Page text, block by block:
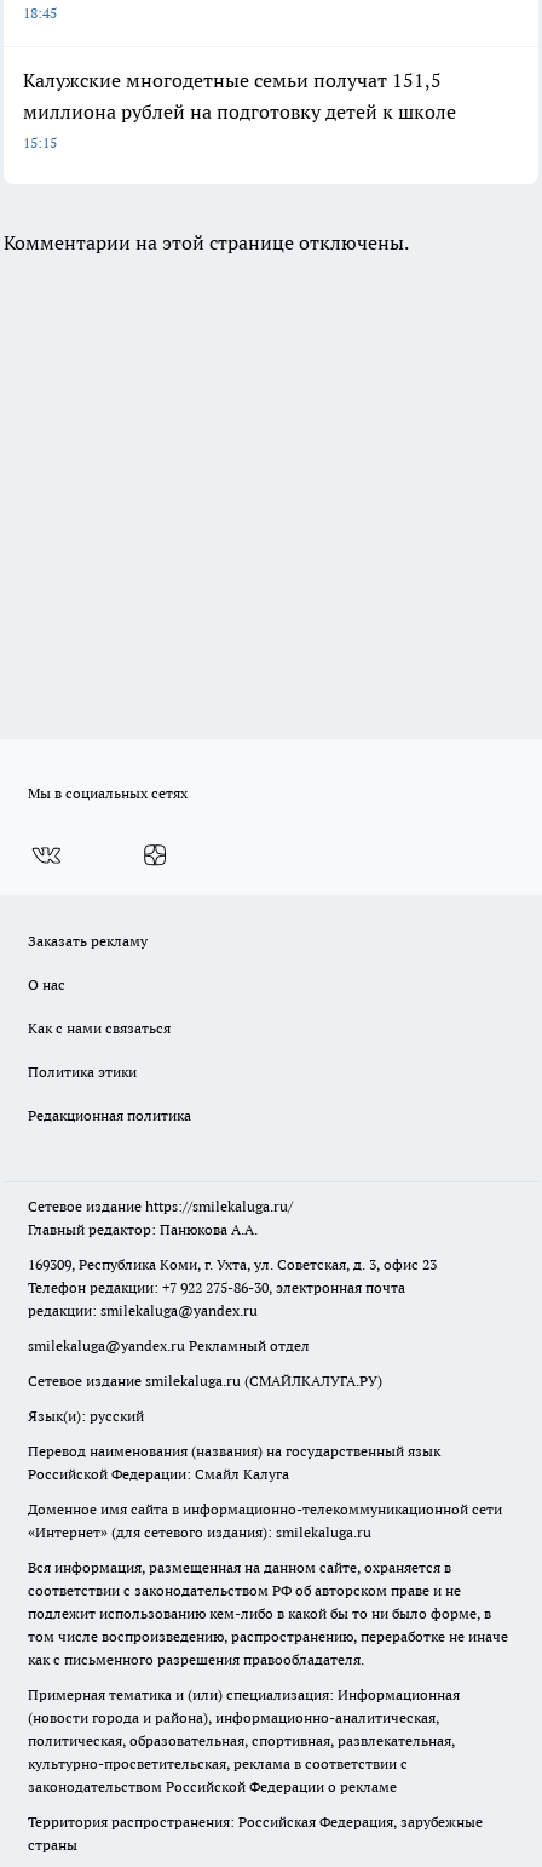
18:45
Калужские многодетные семьи получат 151,5
миллиона рублей на подготовку детей к школе
15:15
Комментарии на этой странице отключены.
Мы в социальных сетях
Заказать рекламу
О нас
Как с нами связаться
Политика этики
Редакционная политика
Сетевое издание https://smilekaluga.ru/
Главный редактор: Панюкова А.А.
169309, Республика Коми, г. Ухта, ул. Советская, д. 3, офис 23
Телефон редакции: +7 922 275-86-30, электронная почта
редакции: smilekaluga@yandex.ru
smilekaluga@yandex.ru Рекламный отдел
Сетевое издание smilekaluga.ru (СМАЙЛКАЛУГА.РУ)
Язык(и): русский
Перевод наименования (названия) на государственный язык
Российской Федерации: Смайл Калуга
Доменное имя сайта в информационно-телекоммуникационной сети
«Интернет» (для сетевого издания): smilekaluga.ru
Вся информация, размещенная на данном сайте, охраняется в
соответствии с законодательством РФ об авторском праве и не
подлежит использованию кем-либо в какой бы то ни было форме, в
том числе воспроизведению, распространению, переработке не иначе
как с письменного разрешения правообладателя.
Примерная тематика и (или) специализация: Информационная
(новости города и района), информационно-аналитическая,
политическая, образовательная, спортивная, развлекательная,
культурно-просветительская, реклама в соответствии с
законодательством Российской Федерации о рекламе
Территория распространения: Российская Федерация, зарубежные
страны